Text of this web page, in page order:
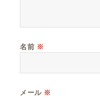
名前 ※
メール ※